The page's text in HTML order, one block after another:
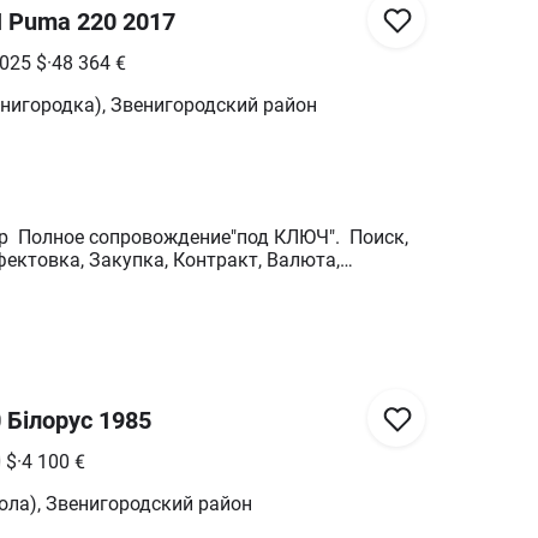
прошлом году были перебраны генератор и
копия т 25, по узлам и агрегатам
Puma 220 2017
$·48 364 €
Звенигородский район
Полное сопровождение"под КЛЮЧ". Поиск,
Закупка, Контракт, Валюта,
2300€, Стандарт-3300€, VIP (+гарантия) -
1985
$·4 100 €
Звенигородский район